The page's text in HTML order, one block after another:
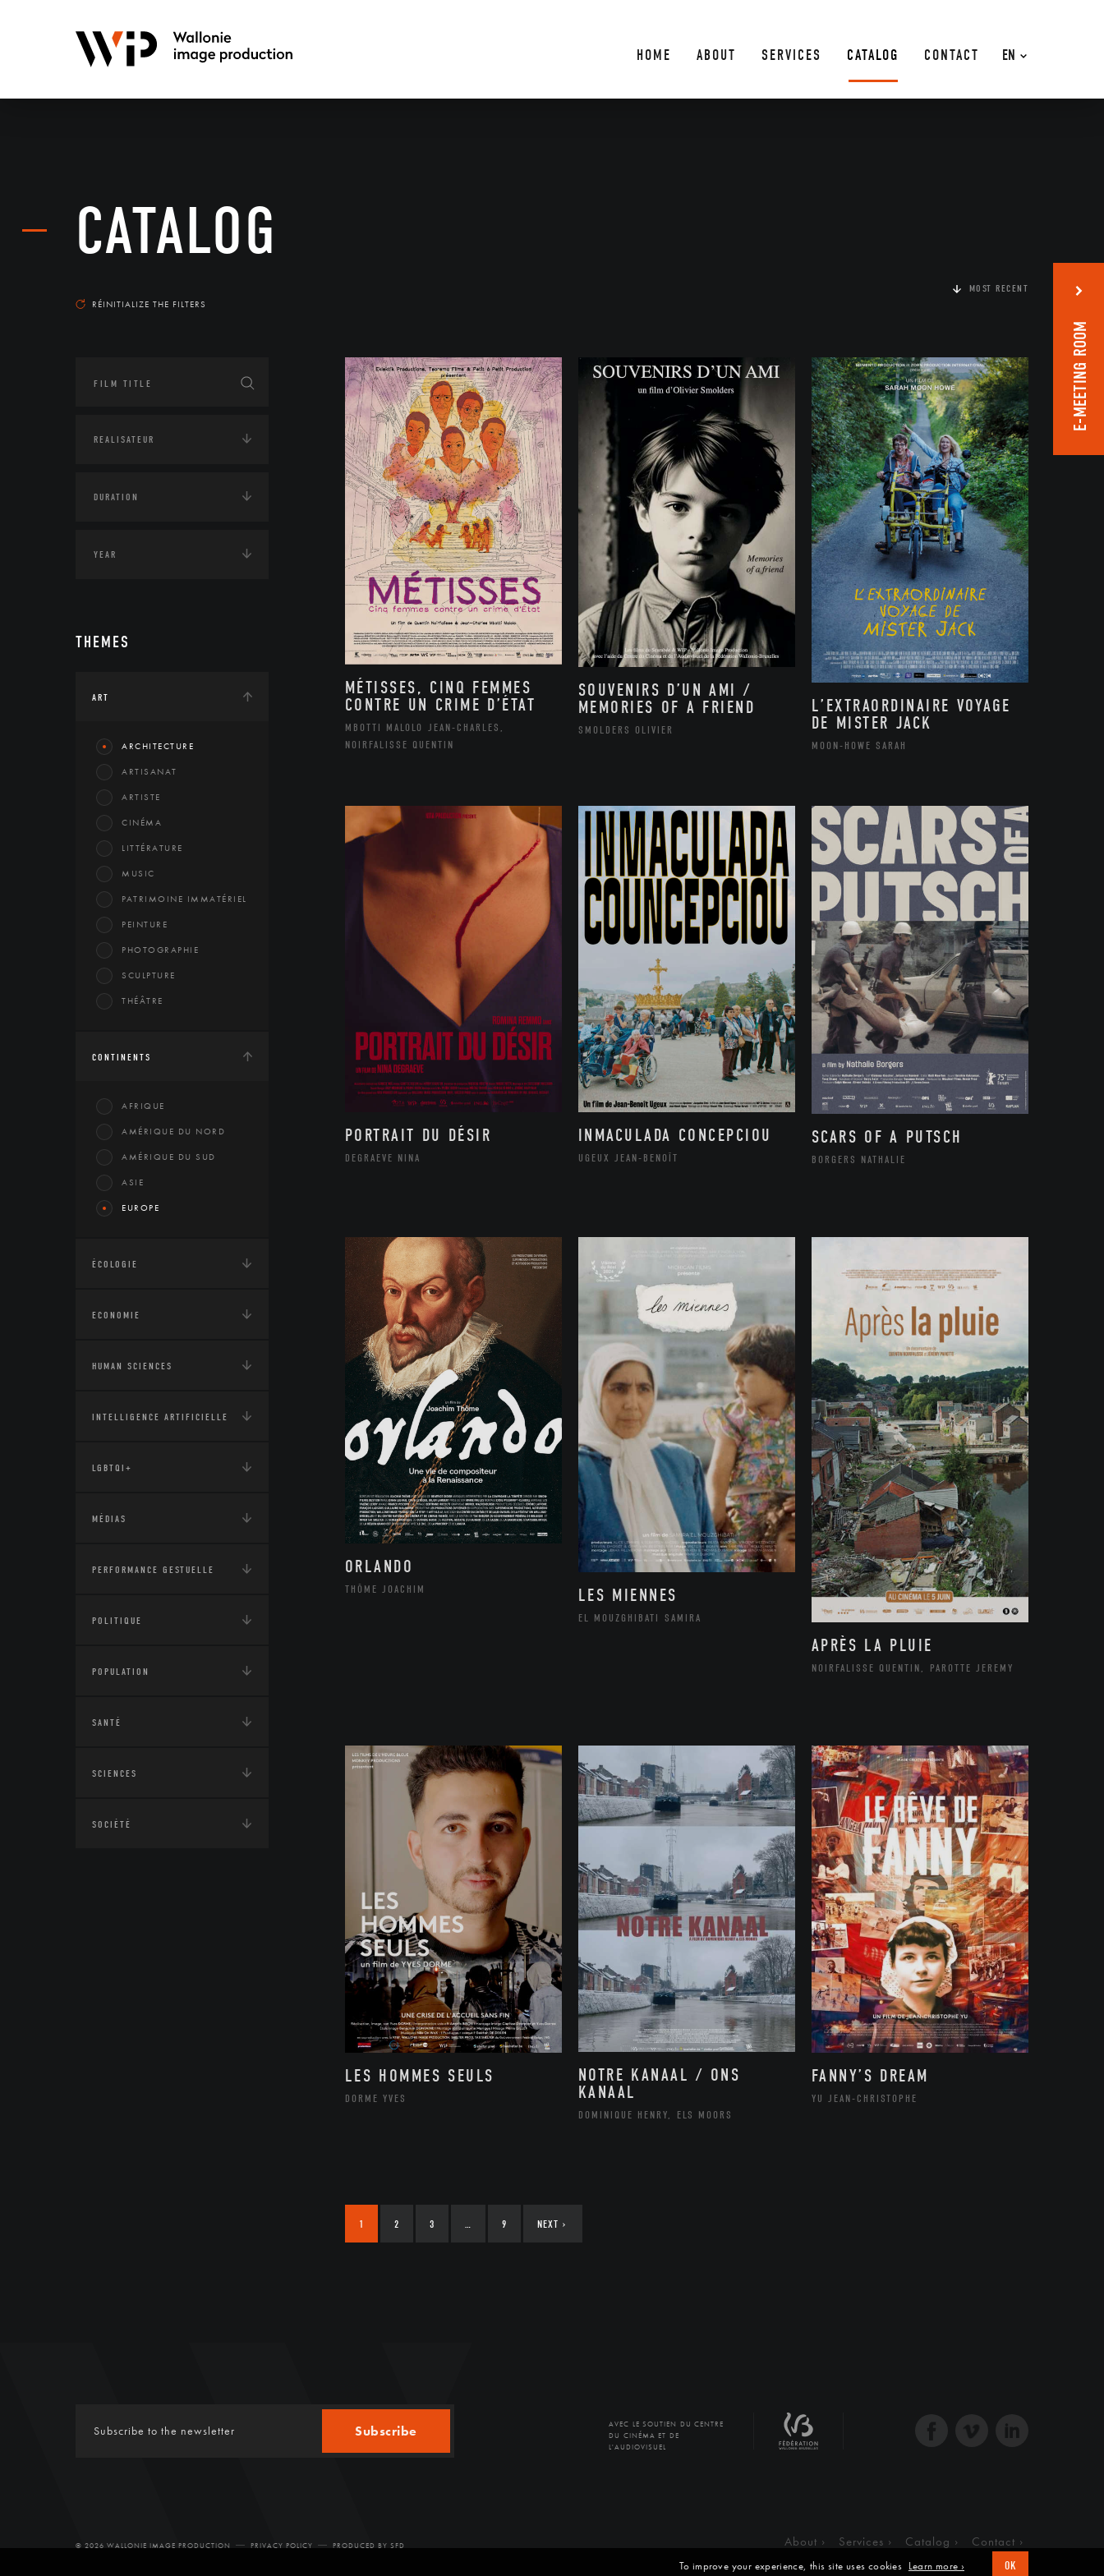
EN
HOME ABOUT SERVICES CATALOG CONTACT
CATALOG
RÉINITIALIZE THE FILTERS
THEMES
ART
ARCHITECTURE
ARTISANAT
ARTISTE
CINÉMA
LITTÉRATURE
MUSIC
PATRIMOINE IMMATÉRIEL
PEINTURE
PHOTOGRAPHIE
SCULPTURE
THÉÂTRE
CONTINENTS
AFRIQUE
AMÉRIQUE DU NORD
AMÉRIQUE DU SUD
ASIE
EUROPE
ÉCOLOGIE
ECONOMIE
HUMAN SCIENCES
INTELLIGENCE ARTIFICIELLE
LGBTQI+
MÉDIAS
PERFORMANCE GESTUELLE
POLITIQUE
POPULATION
SANTÉ
SCIENCES
SOCIÉTÉ
MOST RECENT
MÉTISSES, CINQ FEMMES
CONTRE UN CRIME D’ÉTAT
MBOTTI MALOLO JEAN-CHARLES,
NOIRFALISSE QUENTIN
SOUVENIRS D’UN AMI /
MEMORIES OF A FRIEND
SMOLDERS OLIVIER
L’EXTRAORDINAIRE VOYAGE
DE MISTER JACK
MOON-HOWE SARAH
PORTRAIT DU DÉSIR
DEGRAEVE NINA
INMACULADA CONCEPCIOU
UGEUX JEAN-BENOÎT
SCARS OF A PUTSCH
BORGERS NATHALIE
ORLANDO
THÔME JOACHIM LES MIENNES
EL MOUZGHIBATI SAMIRA
APRÈS LA PLUIE
NOIRFALISSE QUENTIN, PAROTTE JEREMY
LES HOMMES SEULS
DORME YVES
NOTRE KANAAL / ONS
KANAAL
DOMINIQUE HENRY, ELS MOORS
FANNY’S DREAM
YU JEAN-CHRISTOPHE
1 2 3 9 NEXT ›
Subscribe
AVEC LE SOUTIEN DU CENTRE
DU CINÉMA ET DE
L'AUDIOVISUEL
© 2026 WALLONIE IMAGE PRODUCTION PRIVACY POLICY PRODUCED BY SFD About Services Catalog Contact
E-MEETING ROOM
To improve your experience, this site uses cookies Learn more › OK